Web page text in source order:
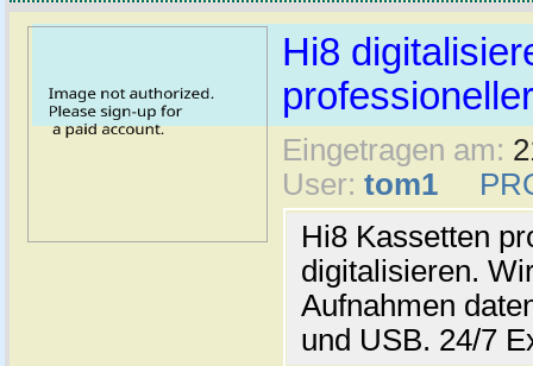
Hi8
Eingetragen am:
User: tom1
Hi8 Kassetten
digitalisieren.
Aufnahmen
und USB. 24/7